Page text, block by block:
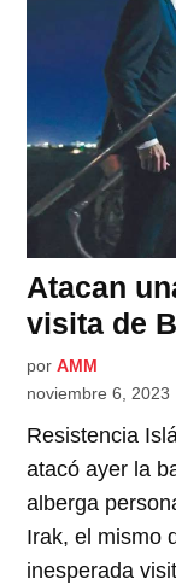
Atacan
visita de
por AMM
noviembre 6, 2023
Resistencia
atacó ayer la
alberga
Irak, el mismo
inesperada